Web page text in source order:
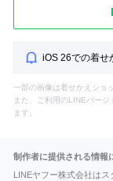
iOS 26での着せ
一部の画像は着せかえショ
また、ご利用のLINEバー
ます。
制作者に提供される情報
LINEヤフー株式会社は